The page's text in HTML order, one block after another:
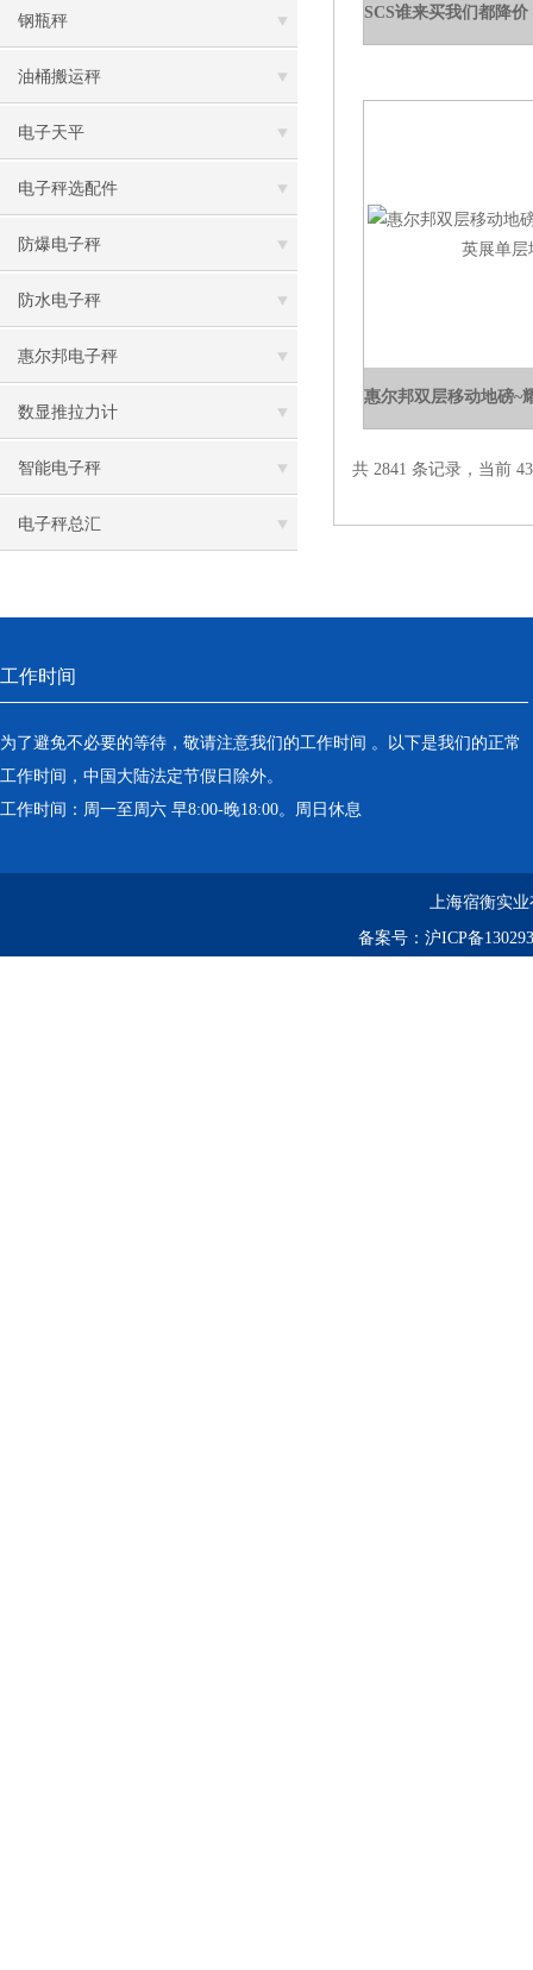
钢瓶秤
油桶搬运秤
电子天平
电子秤选配件
防爆电子秤
防水电子秤
惠尔邦电子秤
数显推拉力计
智能电子秤
电子秤总汇
共 2841 条记录，当前
工作时间
为了避免不必要的等待，敬请注意我们的工作时间 。以下是我们的正常
工作时间，中国大陆法定节假日除外。
工作时间：周一至周六 早8:00-晚18:00。周日休息
上海宿衡实
备案号： 沪ICP备